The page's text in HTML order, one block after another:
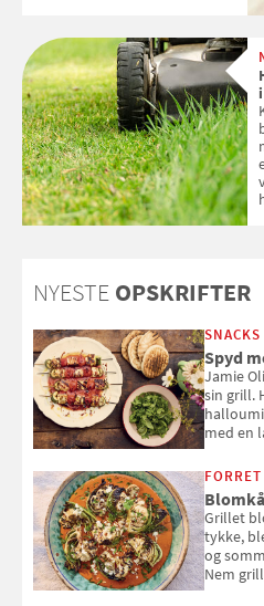
med SPF kan erstatte
solcreme, når man bevæger
sig ud i solen
i
NYESTE OPSKRIFTER
Spyd
Jamie
sin grill.
med en
smag" af
FORRET
Grillet
tykke,
og
Nem